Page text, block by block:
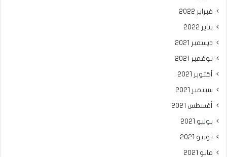
فبراير 2022
يناير 2022
ديسمبر 2021
نوفمبر 2021
أكتوبر 2021
سبتمبر 2021
أغسطس 2021
يوليو 2021
يونيو 2021
مايو 2021